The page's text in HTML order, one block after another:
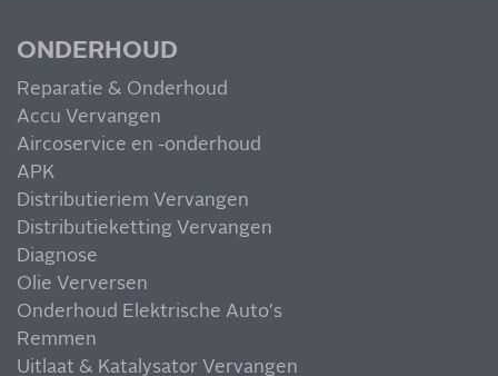
ONDERHOUD
Reparatie & Onderhoud
Accu Vervangen
Aircoservice en -onderhoud
APK
Distributieriem Vervangen
Distributieketting Vervangen
Diagnose
Olie Verversen
Onderhoud Elektrische Auto's
Remmen
Uitlaat & Katalysator Vervangen